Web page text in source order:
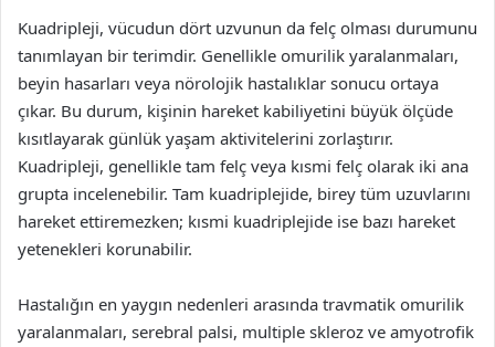
Kuadripleji, vücudun dört uzvunun da felç olması durumunu
tanımlayan bir terimdir. Genellikle omurilik yaralanmaları,
beyin hasarları veya nörolojik hastalıklar sonucu ortaya
çıkar. Bu durum, kişinin hareket kabiliyetini büyük ölçüde
kısıtlayarak günlük yaşam aktivitelerini zorlaştırır.
Kuadripleji, genellikle tam felç veya kısmi felç olarak iki ana
grupta incelenebilir. Tam kuadriplejide, birey tüm uzuvlarını
hareket ettiremezken; kısmi kuadriplejide ise bazı hareket
yetenekleri korunabilir.
Hastalığın en yaygın nedenleri arasında travmatik omurilik
yaralanmaları, serebral palsi, multiple skleroz ve amyotrofik